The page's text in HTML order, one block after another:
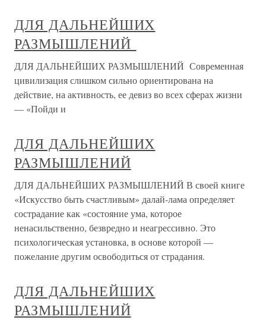
ДЛЯ ДАЛЬНЕЙШИХ
РАЗМЫШЛЕНИЙ
ДЛЯ ДАЛЬНЕЙШИХ РАЗМЫШЛЕНИЙ Современная
цивилизация слишком сильно ориентирована на
действие, на активность, ее девиз во всех сферах жизни
— «Пойди и
ДЛЯ ДАЛЬНЕЙШИХ
РАЗМЫШЛЕНИЙ
ДЛЯ ДАЛЬНЕЙШИХ РАЗМЫШЛЕНИЙ В своей книге
«Искусство быть счастливым» далай-лама определяет
сострадание как «состояние ума, которое
ненасильственно, безвредно и неагрессивно. Это
психологическая установка, в основе которой —
пожелание другим освободиться от страдания.
ДЛЯ ДАЛЬНЕЙШИХ
РАЗМЫШЛЕНИЙ